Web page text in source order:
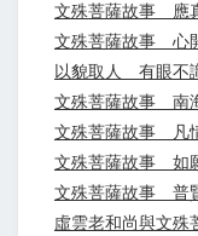
文殊菩薩故事 應
文殊菩薩故事 心
以貌取人 有眼不
文殊菩薩故事 南
文殊菩薩故事 凡
文殊菩薩故事 如
文殊菩薩故事
虛雲老和尚與文殊